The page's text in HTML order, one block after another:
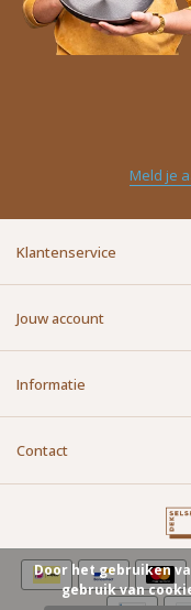
Meld je
Klantenservice
Jouw account
Informatie
Contact
Door het gebruiken
gebruik van